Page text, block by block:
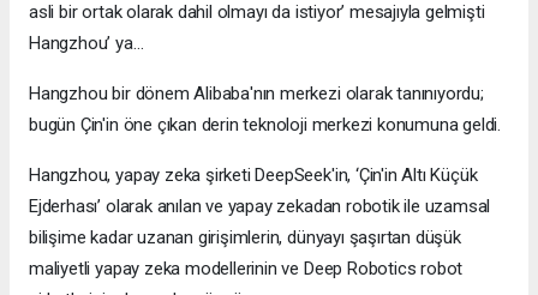
asli bir ortak olarak dahil olmayı da istiyor’ mesajıyla gelmişti
Hangzhou’ ya…
Hangzhou bir dönem Alibaba'nın merkezi olarak tanınıyordu;
bugün Çin'in öne çıkan derin teknoloji merkezi konumuna geldi.
Hangzhou, yapay zeka şirketi DeepSeek'in, ‘Çin'in Altı Küçük
Ejderhası’ olarak anılan ve yapay zekadan robotik ile uzamsal
bilişime kadar uzanan girişimlerin, dünyayı şaşırtan düşük
maliyetli yapay zeka modellerinin ve Deep Robotics robot